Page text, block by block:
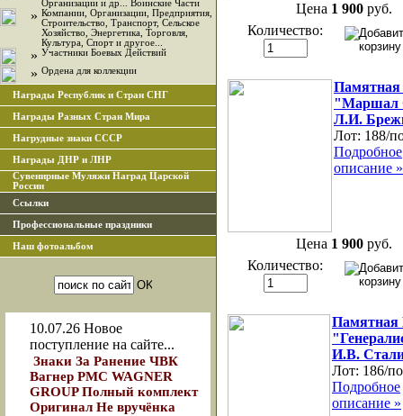
Организации и др... Воинские Части
» Компании, Организации, Предприятия,
Строительство, Транспорт, Сельское
Хозяйство, Энергетика, Торговля,
Культура, Спорт и другое...
» Участники Боевых Действий
» Ордена для коллекции
Награды Республик и Стран СНГ
Награды Разных Стран Мира
Нагрудные знаки СССР
Награды ДНР и ЛНР
Сувенирные Муляжи Наград Царской
России
Ссылки
Профессиональные праздники
Наш фотоальбом
10.07.26 Новое
поступление на сайте...
Знаки За Ранение ЧВК
Вагнер РМС WAGNER
GROUP Полный комплект
Оригинал Не вручёнка
Цена 1 900 руб.
Количество:
"Маршал
Л.И.
Лот: 188/
Подробное
описание »
Цена 1 900 руб.
Количество:
Памятная
И.В.
Лот: 186/
Подробное
описание »